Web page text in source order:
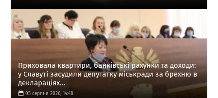
Приховала квартири, банківські рахунки та доходи:
у Славуті засудили депутатку міськради за брехню в
деклараціях...
05 серпня 2026, 14:48